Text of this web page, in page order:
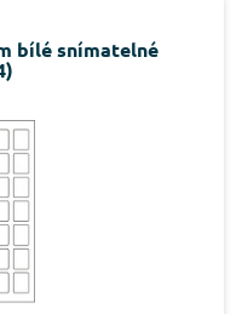
bílé snímatelné